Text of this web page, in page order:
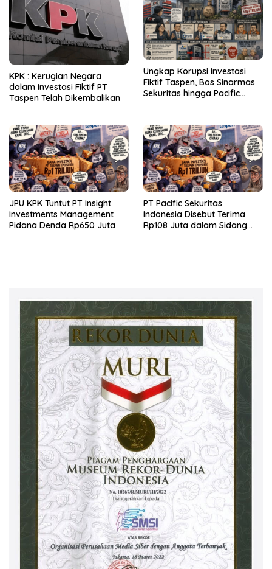
KPK : Kerugian Negara
dalam Investasi Fiktif PT
Taspen Telah Dikembalikan
Ungkap Korupsi Investasi
Fiktif Taspen, Bos Sinarmas
Sekuritas hingga Pacific
JPU KPK Tuntut PT Insight
Investments Management
Pidana Denda Rp650 Juta
PT Pacific Sekuritas
Indonesia Disebut Terima
Rp108 Juta dalam Sidang